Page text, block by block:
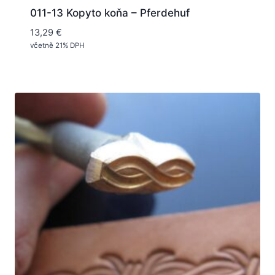
011-13 Kopyto koňa – Pferdehuf
13,29 €
včetně 21% DPH